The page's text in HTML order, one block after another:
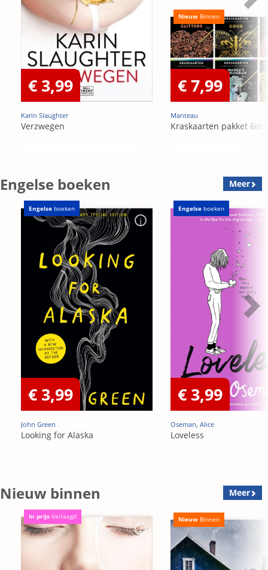
€ 3,99
Karin Slaughter
Verzwegen
Nieuw Binnen
€ 7,99
Manteau
Kraskaarten pakket 6in1
Engelse boeken Meer
Engelse boeken
€ 3,99
John Green
Looking for Alaska
Engelse boeken
€ 3,99
Oseman, Alice
Loveless
Nieuw binnen Meer
In prijs Verlaagd Nieuw Binnen